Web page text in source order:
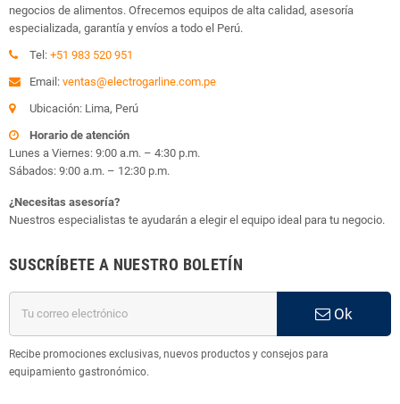
negocios de alimentos. Ofrecemos equipos de alta calidad, asesoría
especializada, garantía y envíos a todo el Perú.
Tel: +51 983 520 951
Email: ventas@electrogarline.com.pe
Ubicación: Lima, Perú
Horario de atención
Lunes a Viernes: 9:00 a.m. – 4:30 p.m.
Sábados: 9:00 a.m. – 12:30 p.m.
¿Necesitas asesoría?
Nuestros especialistas te ayudarán a elegir el equipo ideal para tu negocio.
SUSCRÍBETE A NUESTRO BOLETÍN
Ok
Recibe promociones exclusivas, nuevos productos y consejos para
equipamiento gastronómico.